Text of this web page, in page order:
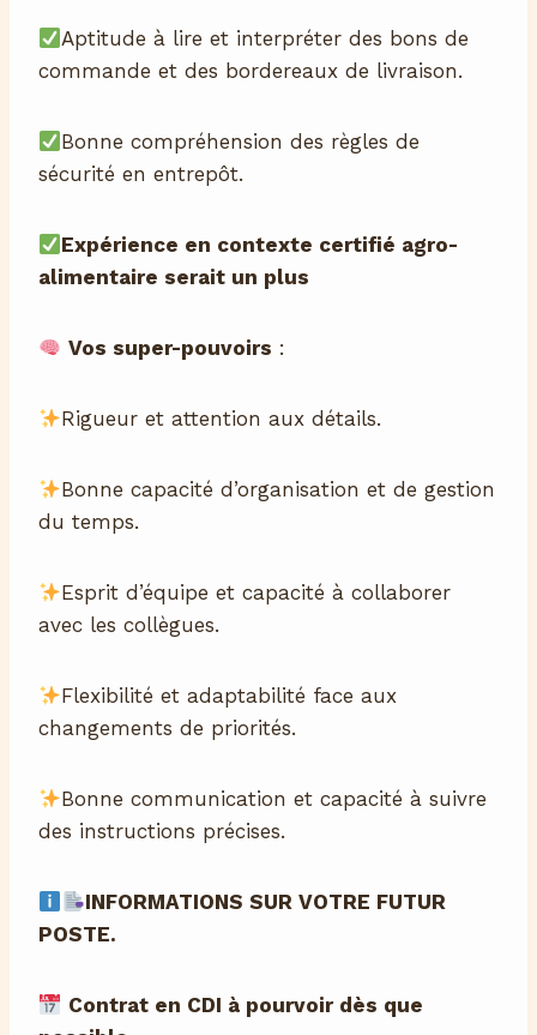
Aptitude à lire et interpréter des bons de
commande et des bordereaux de livraison.
Bonne compréhension des règles de
sécurité en entrepôt.
Expérience en contexte certifié agro-
alimentaire serait un plus
Vos super-pouvoirs :
Rigueur et attention aux détails.
Bonne capacité d’organisation et de gestion
du temps.
Esprit d’équipe et capacité à collaborer
avec les collègues.
Flexibilité et adaptabilité face aux
changements de priorités.
Bonne communication et capacité à suivre
des instructions précises.
INFORMATIONS SUR VOTRE FUTUR
POSTE.
Contrat en CDI à pourvoir dès que